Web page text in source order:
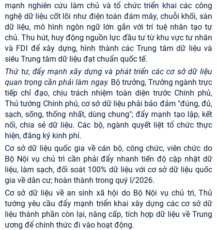
mạnh nghiên cứu làm chủ và tổ chức triển khai các công
nghệ dữ liệu cốt lõi như điện toán đám mây, chuỗi khối, sàn
dữ liệu, mô hình ngôn ngữ lớn gắn với trí tuệ nhân tạo tự
chủ. Thu hút, huy động nguồn lực đầu tư từ khu vực tư nhân
và FDI để xây dựng, hình thành các Trung tâm dữ liệu và
siêu Trung tâm dữ liệu đạt chuẩn quốc tế.
Thứ tư, đẩy mạnh xây dựng và phát triển các cơ sở dữ liệu
quan trọng cần phải làm ngay. Bộ trưởng, Trưởng ngành trực
tiếp chỉ đạo, chịu trách nhiệm toàn diện trước Chính phủ,
Thủ tướng Chính phủ, cơ sở dữ liệu phải bảo đảm "đúng, đủ,
sạch, sống, thống nhất, dùng chung"; đẩy mạnh tạo lập, kết
nối, chia sẻ dữ liệu. Các bộ, ngành quyết liệt tổ chức thực
hiện, đăng ký kinh phí.
Cơ sở dữ liệu quốc gia về cán bộ, công chức, viên chức do
Bộ Nội vụ chủ trì cần phải đẩy nhanh tiến độ cập nhật dữ
liệu, làm sạch, đối soát 100% dữ liệu với cơ sở dữ liệu quốc
gia về dân cư; hoàn thành trong quý I/2026.
Cơ sở dữ liệu về an sinh xã hội do Bộ Nội vụ chủ trì, Thủ
tướng yêu cầu đẩy mạnh triển khai xây dựng các cơ sở dữ
liệu thành phần còn lại, nâng cấp, tích hợp dữ liệu về Trung
ương để chính thức đi vào hoạt động.